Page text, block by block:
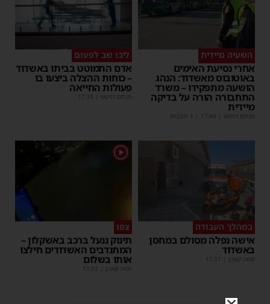
השעיה מיידית
אחרי נסיעת האימים
באוטובוס מאשדוד: הנהג
הושעה מתפקידו – משרד
התחבורה הורה על בדיקה
מיידית
מנחם דויטש 17:44
ליבו שב לפעום
אדם התמוטט בביתו באשדוד
– כוחות ההצלה ביצעו בו
פעולות החייאה
מנחם דויטש 17:35
במהלך העבודה
אישה נפלה מסולם במחסן
באשדוד
משה קאהן 17:31
1
צפו
תינוק ננעל ברכב באשקלון –
המתנדבים האשדודים חילצו
אותו בשלום
משה קאהן 11:53